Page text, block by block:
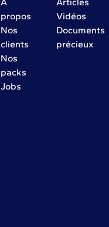
propos
Nos
clients
Nos
packs
Jobs
Vidéos
Documents
précieux